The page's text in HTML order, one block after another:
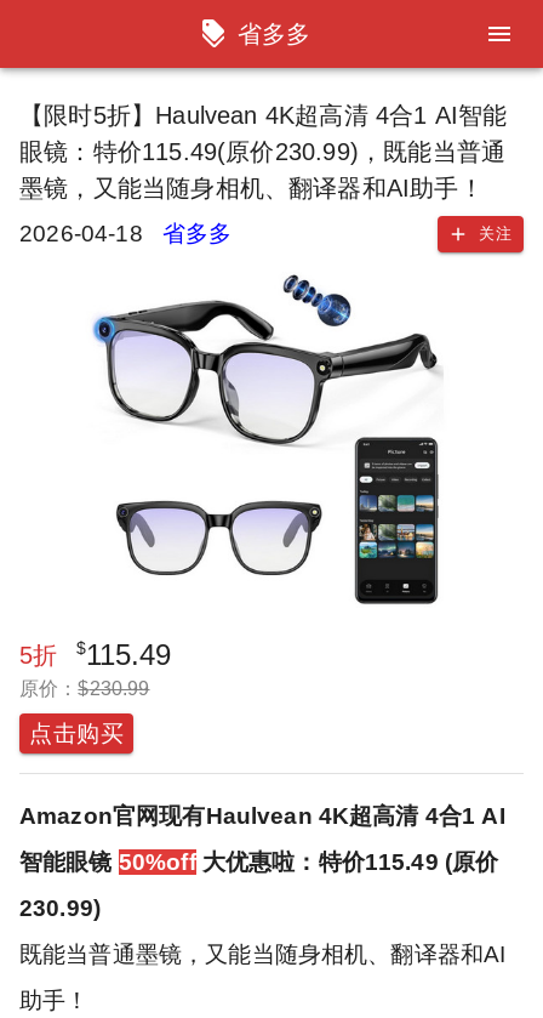
省多多
【限时5折】Haulvean 4K超高清 4合1 AI智能
眼镜：特价115.49(原价230.99)，既能当普通
墨镜，又能当随身相机、翻译器和AI助手！
2026-04-18 省多多 关注
5折 $115.49
原价：$230.99
点击购买
Amazon官网现有Haulvean 4K超高清 4合1 AI
智能眼镜 50%off大优惠啦：特价115.49 (原价
230.99)
既能当普通墨镜，又能当随身相机、翻译器和AI
助手！